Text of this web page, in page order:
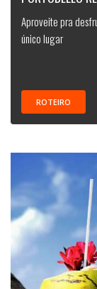
Aproveite pra
único lugar
ROTEIRO